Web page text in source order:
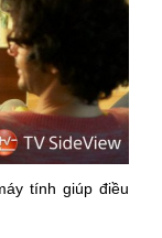
tính giúp điều